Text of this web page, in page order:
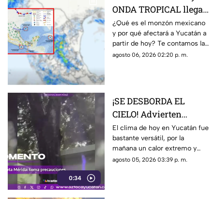
ONDA TROPICAL llegan
a Yucatán con
FUERTES LLUVIAS a
partir de HOY
¿Qué es el monzón mexicano
y por qué afectará a Yucatán a
partir de hoy? Te contamos la
combinación con una onda
agosto 06, 2026 02:20 p. m.
0:34
¡SE DESBORDA EL
CIELO! Advierten
continuación de
FUERTES LLUVIAS
HOY en Yucatán
El clima de hoy en Yucatán fue
bastante versátil, por la
mañana un calor extremo y
cerca de las 2 de la tarde, las
agosto 05, 2026 03:39 p. m.